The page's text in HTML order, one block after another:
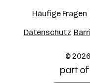
Häufige Fragen
Datenschutz
© 2026